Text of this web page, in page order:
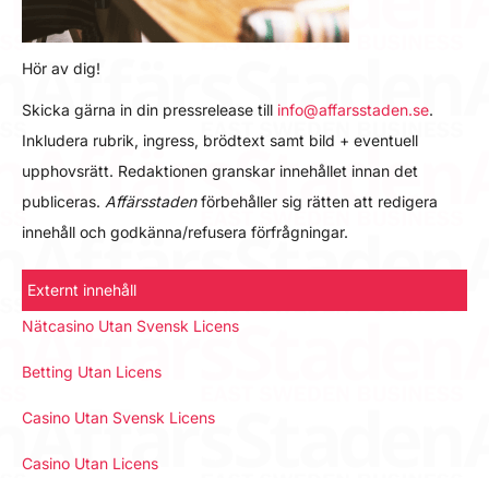
Hör av dig!
Skicka gärna in din pressrelease till info@affarsstaden.se.
Inkludera rubrik, ingress, brödtext samt bild + eventuell
upphovsrätt. Redaktionen granskar innehållet innan det
publiceras. Affärsstadenförbehåller sig rätten att redigera
innehåll och godkänna/refusera förfrågningar.
Externt innehåll
Nätcasino Utan Svensk Licens
Betting Utan Licens
Casino Utan Svensk Licens
Casino Utan Licens